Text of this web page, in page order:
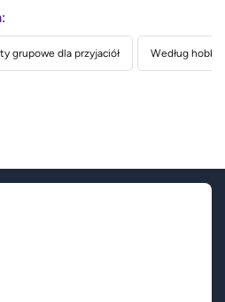
grupowe dla przyjaciół Według hobby